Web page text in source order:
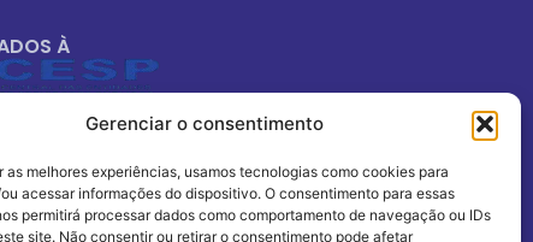
Gerenciar o consentimento
as melhores experiências, usamos tecnologias como cookies para
acessar informações do dispositivo. O consentimento para essas
permitirá processar dados como comportamento de navegação ou IDs
site. Não consentir ou retirar o consentimento pode afetar
À